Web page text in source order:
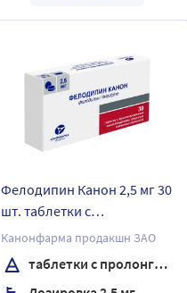
Фелодипин Канон 2,5 мг 30
шт. таблетки с
пролонгированным
высвобождением,
покрытые пленочной
Канонфарма продакшн ЗАО
таблетки с пролонгированным высвобождением, покрытые пленочной оболочкой